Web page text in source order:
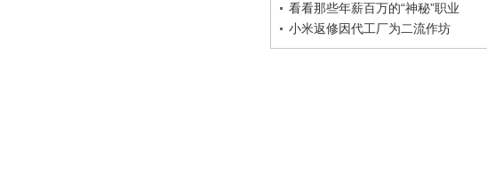
看看那些年薪百万的“神秘”职业
小米返修因代工厂为二流作坊